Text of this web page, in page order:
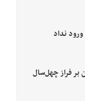
نداد
بر فراز چهل‌سال